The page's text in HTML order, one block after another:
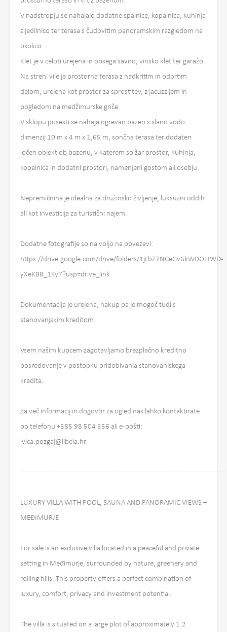
V nadstropju se nahajajo dodatne spalnice, kopalnica, kuhinja
z jedilnico ter terasa s čudovitim panoramskim razgledom na
okolico.
Klet je v celoti urejena in obsega savno, vinsko klet ter garažo.
Na strehi vile je prostorna terasa z nadkritim in odprtim
delom, urejena kot prostor za sprostitev, z jacuzzijem in
pogledom na medžimurske griče.
V sklopu posesti se nahaja ogrevan bazen s slano vodo
dimenzij 10 m x 4 m x 1,65 m, sončna terasa ter dodaten
ločen objekt ob bazenu, v katerem so žar prostor, kuhinja,
kopalnica in dodatni prostori, namenjeni gostom ali osebju.
Nepremičnina je idealna za družinsko življenje, luksuzni oddih
ali kot investicija za turistični najem.
Dodatne fotografije so na voljo na povezavi:
https://drive.google.com/drive/folders/1jLbZ7NCeGv6kWDOIiIWD-
yXeKBB_1Ky7?usp=drive_link
Dokumentacija je urejena, nakup pa je mogoč tudi s
stanovanjskim kreditom.
Vsem našim kupcem zagotavljamo brezplačno kreditno
posredovanje v postopku pridobivanja stanovanjskega
kredita.
Za več informacij in dogovor za ogled nas lahko kontaktirate
po telefonu +385 98 504 356 ali e-pošti:
ivica.pozgaj@libela.hr
LUXURY VILLA WITH POOL, SAUNA AND PANORAMIC VIEWS –
MEĐIMURJE
For sale is an exclusive villa located in a peaceful and private
setting in Međimurje, surrounded by nature, greenery and
rolling hills. This property offers a perfect combination of
luxury, comfort, privacy and investment potential.
The villa is situated on a large plot of approximately 1.2